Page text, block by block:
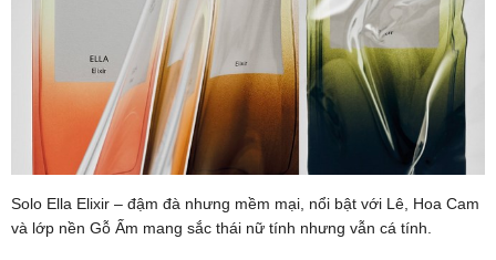
Solo Ella Elixir – đậm đà nhưng mềm mại, nổi bật với Lê, Hoa Cam
và lớp nền Gỗ Ấm mang sắc thái nữ tính nhưng vẫn cá tính.